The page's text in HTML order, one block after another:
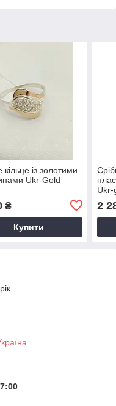
кільце із золотими
Ukr-Gold
₴
Купити
Ukr-
2